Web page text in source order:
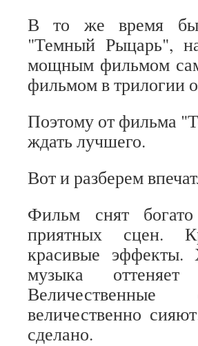
В то же время
"Темный Рыцарь",
мощным фильмом
фильмом в трилогии
Поэтому от фильма
ждать лучшего.
Вот и разберем
Фильм снят
приятных сцен.
красивые эффекты.
музыка
величественно
сделано.